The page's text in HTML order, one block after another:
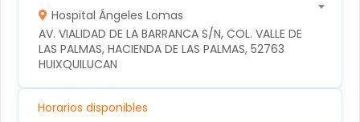
Hospital Ángeles Lomas
AV. VIALIDAD DE LA BARRANCA S/N, COL. VALLE DE
LAS PALMAS, HACIENDA DE LAS PALMAS, 52763
HUIXQUILUCAN
Horarios disponibles